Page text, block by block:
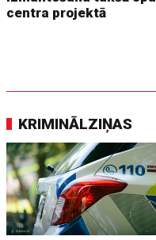
centra projektā
KRIMINĀLZIŅAS